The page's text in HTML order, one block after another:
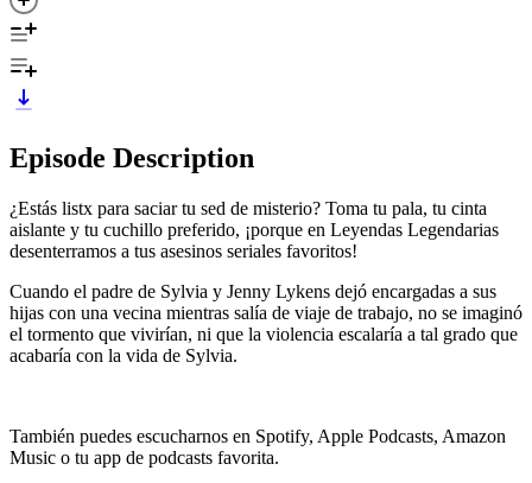
Episode Description
¿Estás listx para saciar tu sed de misterio? Toma tu pala, tu cinta
aislante y tu cuchillo preferido, ¡porque en Leyendas Legendarias
desenterramos a tus asesinos seriales favoritos!
Cuando el padre de Sylvia y Jenny Lykens dejó encargadas a sus
hijas con una vecina mientras salía de viaje de trabajo, no se imaginó
el tormento que vivirían, ni que la violencia escalaría a tal grado que
acabaría con la vida de Sylvia.
También puedes escucharnos en Spotify, Apple Podcasts, Amazon
Music o tu app de podcasts favorita.